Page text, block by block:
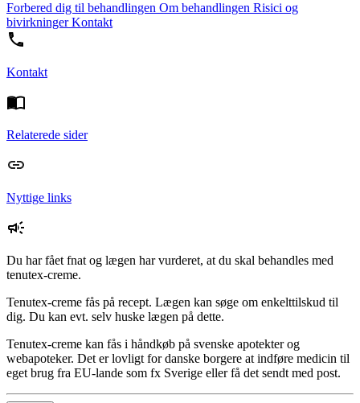
Forbered dig til behandlingen Om behandlingen Risici og
bivirkningerKontakt
Kontakt
Relaterede sider
Nyttige links
Du har fået fnat og lægen har vurderet, at du skal behandles med
tenutex-creme.
Tenutex-creme fås på recept. Lægen kan søge om enkelttilskud til
dig. Du kan evt. selv huske lægen på dette.
Tenutex-creme kan fås i håndkøb på svenske apotekter og
webapoteker. Det er lovligt for danske borgere at indføre medicin til
eget brug fra EU-lande som fx Sverige eller få det sendt med post.